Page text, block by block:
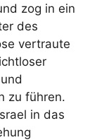
zog in ein
des
vertraute
zu führen.
in das